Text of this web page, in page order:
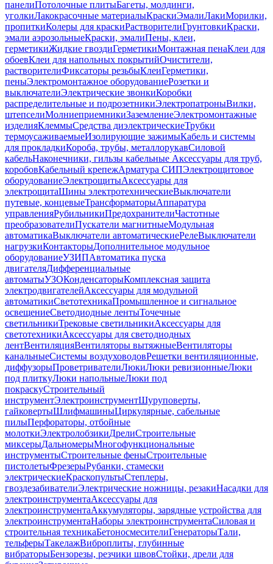
панелиПотолочные плитыБагеты, молдинги,
уголкиЛакокрасочные материалыКраскиЭмалиЛакиМорилки,
пропиткиКолеры для краскиРастворителиГрунтовкиКраски,
эмали аэрозольныеКраски, эмалиПены, клеи,
герметикиЖидкие гвоздиГерметикиМонтажная пенаКлеи для
обоевКлеи для напольных покрытийОчистители,
растворителиФиксаторы резьбыКлеиГерметики,
пеныЭлектромонтажное оборудованиеРозетки и
выключателиЭлектрические звонкиКоробки
распределительные и подрозетникиЭлектропатроныВилки,
штепселиМолниеприемникиЗаземлениеЭлектромонтажные
изделияКлеммыСредства диэлектрическиеТрубки
термоусаживаемыеИзолирующие зажимыКабель и системы
для прокладкиКороба, трубы, металлорукавСиловой
кабельНаконечники, гильзы кабельные Аксессуары для труб,
коробовКабельный крепежАрматура СИПЭлектрощитовое
оборудованиеЭлектрощитыАксессуары для
электрощитаШины электротехническиеВыключатели
путевые, концевыеТрансформаторыАппаратура
управленияРубильникиПредохранителиЧастотные
преобразователиПускатели магнитныеМодульная
автоматикаВыключатели автоматическиеРелеВыключатели
нагрузкиКонтакторыДополнительное модульное
оборудованиеУЗИПАвтоматика пуска
двигателяДифференциальные
автоматыУЗОКонденсаторыКомплексная защита
электродвигателейАксессуары для модульной
автоматикиСветотехникаПромышленное и сигнальное
освещениеСветодиодные лентыТочечные
светильникиТрековые светильникиАксессуары для
светотехникиАксессуары для светодиодных
лентВентиляцияВентиляторы вытяжныеВентиляторы
канальныеСистемы воздуховодовРешетки вентиляционные,
диффузорыПроветривателиЛюкиЛюки ревизионныеЛюки
под плиткуЛюки напольныеЛюки под
покраскуСтроительный
инструментЭлектроинструментШуруповерты,
гайковертыШлифмашиныЦиркулярные, сабельные
пилыПерфораторы, отбойные
молоткиЭлектролобзикиДрелиСтроительные
миксерыДальномерыМногофункциональные
инструментыСтроительные феныСтроительные
пистолетыФрезерыРубанки, стамески
электрическиеКраскопультыСтеплеры,
гвоздезабивателиЭлектрические ножницы, резакиНасадки для
электроинструментаАксессуары для
электроинструментаАккумуляторы, зарядные устройства для
электроинструментаНаборы электроинструментаСиловая и
строительная техникаБетоносмесителиГенераторыТали,
тельферыТакелажВиброплиты, глубинные
вибраторыБензорезы, резчики швовСтойки, дрели для